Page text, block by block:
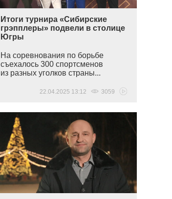
Итоги турнира «Сибирские
грэпплеры» подвели в столице
Югры
На соревнования по борьбе
съехалось 300 спортсменов
из разных уголков страны...
22.04.2025 13:12 3059